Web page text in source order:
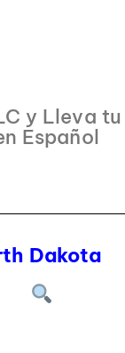
y Lleva tu
Español
Dakota